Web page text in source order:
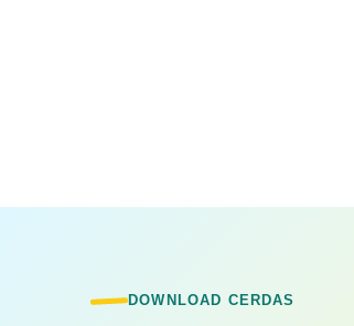
DOWNLOAD CERDAS